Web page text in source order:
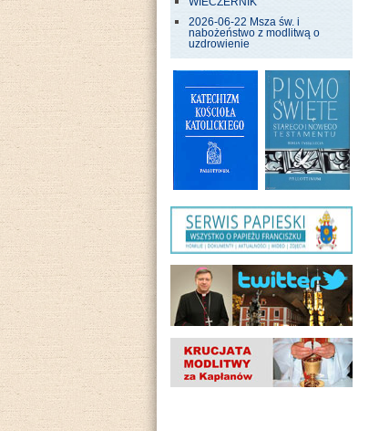
2026-06-22 Msza św. i
nabożeństwo z modlitwą o
uzdrowienie